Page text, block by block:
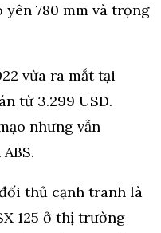
yên 780 mm và trọng
thủ cạnh tranh là
125 ở thị trường